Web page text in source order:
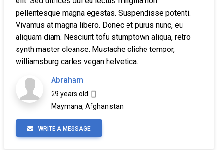
pellentesque magna egestas. Suspendisse potenti.
Vivamus at magna libero. Donec et purus nunc, eu
aliquam diam. Nesciunt tofu stumptown aliqua, retro
synth master cleanse. Mustache cliche tempor,
williamsburg carles vegan helvetica.
Abraham
29 years old
Maymana, Afghanistan
WRITE A MESSAGE